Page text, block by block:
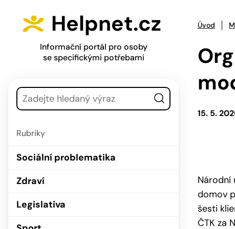
Helpnet.cz
Informační portál pro osoby
se specifickými potřebami
Rubriky
Sociální problematika
Zdraví
Legislativa
Úvod
15. 5.
Národní
domov
šesti
ČTK za